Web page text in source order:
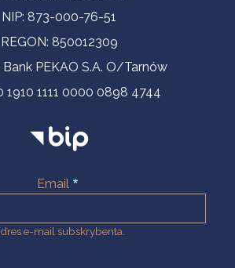
NIP: 873-000-76-51
REGON: 850012309
Bank PEKAO S.A. O/Tarnów
1910 1111 0000 0898 4744
Email
e-mail subskrybenta.